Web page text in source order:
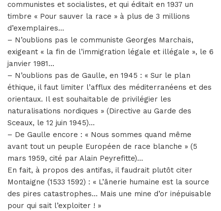
communistes et socialistes, et qui éditait en 1937 un
timbre « Pour sauver la race » à plus de 3 millions
d’exemplaires…
– N’oublions pas le communiste Georges Marchais,
exigeant « la fin de l’immigration légale et illégale », le 6
janvier 1981…
– N’oublions pas de Gaulle, en 1945 : « Sur le plan
éthique, il faut limiter l’afflux des méditerranéens et des
orientaux. Il est souhaitable de privilégier les
naturalisations nordiques » (Directive au Garde des
Sceaux, le 12 juin 1945)…
– De Gaulle encore : « Nous sommes quand même
avant tout un peuple Européen de race blanche » (5
mars 1959, cité par Alain Peyrefitte)…
En fait, à propos des antifas, il faudrait plutôt citer
Montaigne (1533 1592) : « L’ânerie humaine est la source
des pires catastrophes… Mais une mine d’or inépuisable
pour qui sait l’exploiter ! »